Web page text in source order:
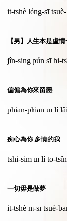
it-tshè lóng-sī
【男】人生本是虛
jîn-sing pún sī hi-
偏偏為你來留戀
phian-phian uī lí
痴心為你 多情的我
tshi-sim uī lí to-
一切毋是做夢
it-tshè m̄-sī tsuè-